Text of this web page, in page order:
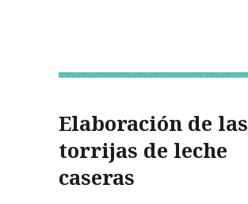
Elaboración de las
torrijas de leche
caseras